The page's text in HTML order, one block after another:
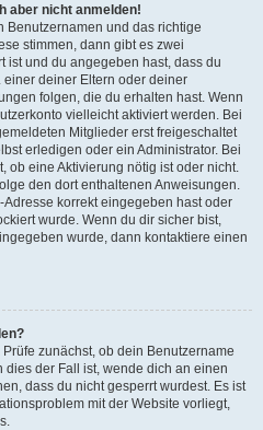
aber nicht anmelden!
Benutzernamen und das richtige
stimmen, dann gibt es zwei
ist und du angegeben hast, dass du
einer deiner Eltern oder deiner
folgen, die du erhalten hast. Wenn
vielleicht aktiviert werden. Bei
Mitglieder erst freigeschaltet
erledigen oder ein Administrator. Bei
eine Aktivierung nötig ist oder nicht.
den dort enthaltenen Anweisungen.
korrekt eingegeben hast oder
wurde. Wenn du dir sicher bist,
wurde, dann kontaktiere einen
zunächst, ob dein Benutzername
der Fall ist, wende dich an einen
dass du nicht gesperrt wurdest. Es ist
mit der Website vorliegt,